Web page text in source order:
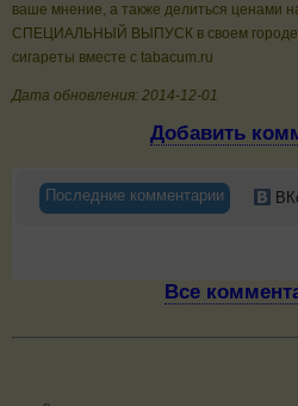
ваше мнение, а также делиться
СПЕЦИАЛЬНЫЙ ВЫПУСК в своем городе.
сигареты вместе с tabacum.ru
Дата обновления: 2014-12-01
Добавить
Последние комментарии
Все